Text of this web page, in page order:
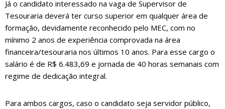
Já o candidato interessado na vaga de Supervisor de
Tesouraria deverá ter curso superior em qualquer área de
formação, devidamente reconhecido pelo MEC, com no
mínimo 2 anos de experiência comprovada na área
financeira/tesouraria nos últimos 10 anos. Para esse cargo o
salário é de R$ 6.483,69 e jornada de 40 horas semanais com
regime de dedicação integral.
Para ambos cargos, caso o candidato seja servidor público,